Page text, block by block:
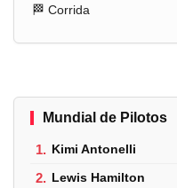
🏁 Corrida
Mundial de Pilotos
1. Kimi Antonelli
2. Lewis Hamilton